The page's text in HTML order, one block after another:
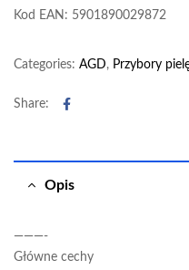
Kod EAN: 5901890029872
Categories: AGD, Przybory
Share: Facebook
Opis
———-
Główne cechy